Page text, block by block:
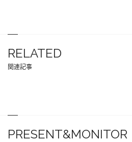
RELATED
関連記事
PRESENT&MONITOR